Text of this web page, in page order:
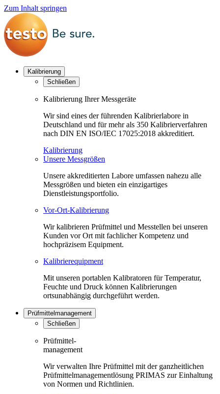
Zum Inhalt springen
Kalibrierung
Schließen
Kalibrierung Ihrer Messgeräte
Wir sind eines der führenden Kalibrierlabore in
Deutschland und für mehr als 350 Kalibrierverfahren
nach DIN EN ISO/IEC 17025:2018 akkreditiert.
Kalibrierung
Unsere Messgrößen
Unsere akkreditierten Labore umfassen nahezu alle
Messgrößen und bieten ein einzigartiges
Dienstleistungsportfolio.
Vor-Ort-Kalibrierung
Wir kalibrieren Prüfmittel und Messtellen bei unseren
Kunden vor Ort mit fachlicher Kompetenz und
hochpräzisem Equipment.
Kalibrierequipment
Mit unseren portablen Kalibratoren für Temperatur,
Feuchte und Druck können Kalibrierungen
ortsunabhängig durchgeführt werden.
Prüfmittelmanagement
Schließen
Prüfmittel-
management
Wir verwalten Ihre Prüfmittel mit der ganzheitlichen
Prüfmittelmanagementlösung PRIMAS zur Einhaltung
von Normen und Richtlinien.